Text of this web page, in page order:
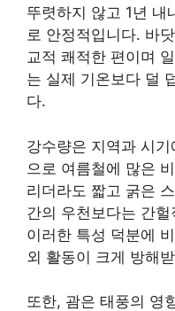
뚜렷하지 않고 1년
로 안정적입니다. 바
교적 쾌적한 편이며
는 실제 기온보다 덜
다.
강수량은 지역과 시
으로 여름철에 많은
리더라도 짧고 굵은
간의 우천보다는 간
이러한 특성 덕분에
외 활동이 크게 방해
또한, 괌은 태풍의 영